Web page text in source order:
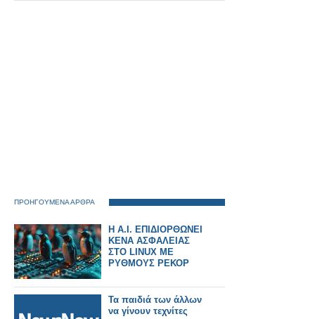
ΠΡΟΗΓΟΥΜΕΝΑ ΑΡΘΡΑ
H A.I. ΕΠΙΔΙΟΡΘΩΝΕΙ
ΚΕΝΑ ΑΣΦΑΛΕΙΑΣ
ΣΤΟ LINUΧ ΜΕ
ΡΥΘΜΟΥΣ ΡΕΚΟΡ
Τα παιδιά των άλλων
να γίνουν τεχνίτες